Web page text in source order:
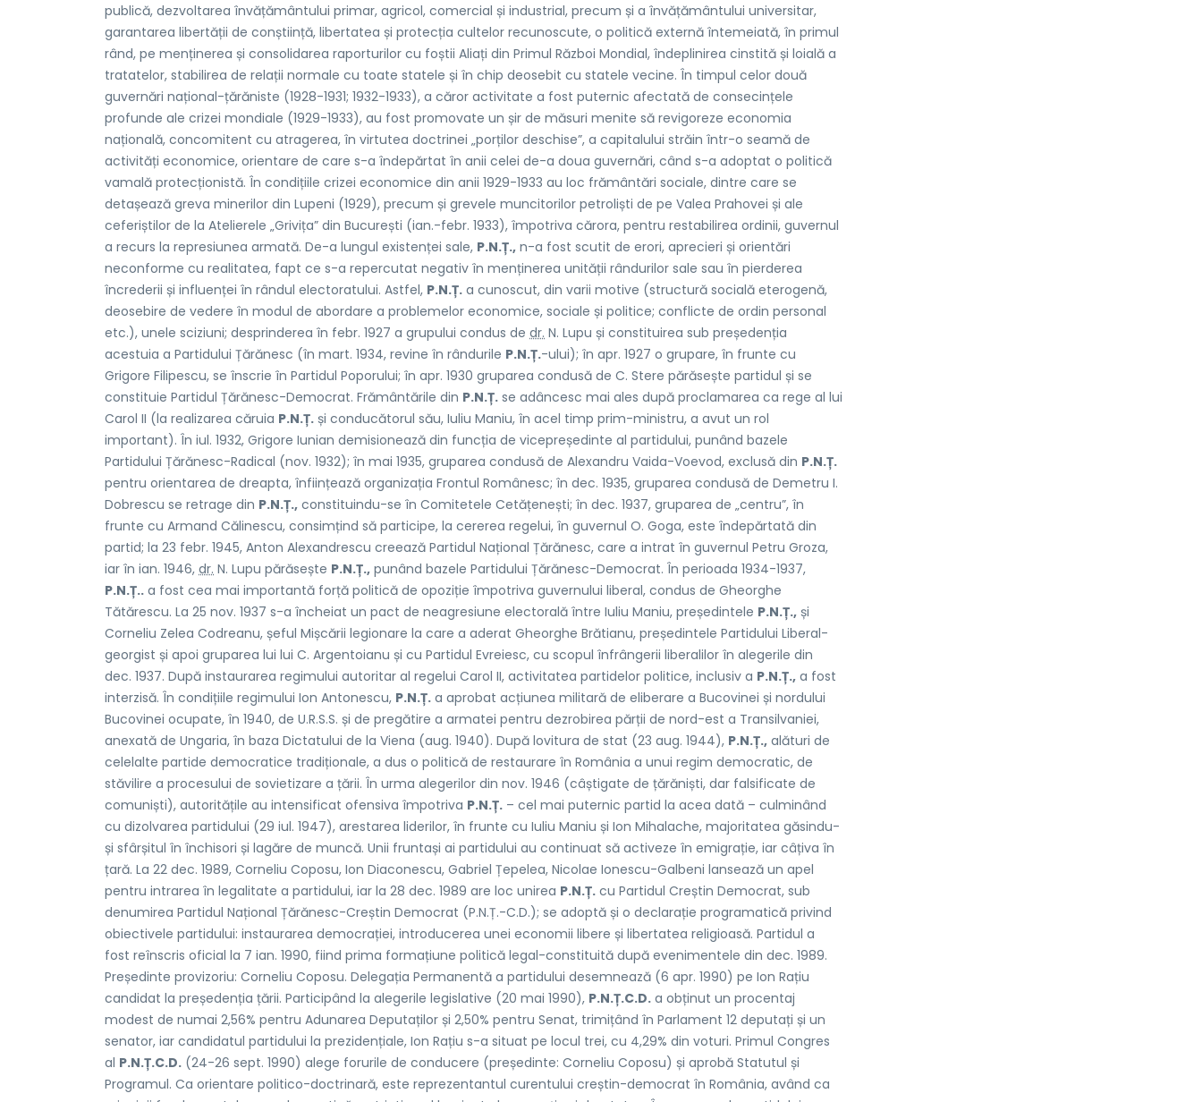
publică, dezvoltarea învățământului primar, agricol, comercial și industrial, precum și a învățământului universitar,
garantarea libertății de conștiință, libertatea și protecția cultelor recunoscute, o politică externă întemeiată, în primul
rând, pe menținerea și consolidarea raporturilor cu foștii Aliați din Primul Război Mondial, îndeplinirea cinstită și loială a
tratatelor, stabilirea de relații normale cu toate statele și în chip deosebit cu statele vecine. În timpul celor două
guvernări național-țărăniste (1928-1931; 1932-1933), a căror activitate a fost puternic afectată de consecințele
profunde ale crizei mondiale (1929-1933), au fost promovate un șir de măsuri menite să revigoreze economia
națională, concomitent cu atragerea, în virtutea doctrinei „porților deschise”, a capitalului străin într-o seamă de
activități economice, orientare de care s-a îndepărtat în anii celei de-a doua guvernări, când s-a adoptat o politică
vamală protecționistă. În condițiile crizei economice din anii 1929-1933 au loc frământări sociale, dintre care se
detașează greva minerilor din Lupeni (1929), precum și grevele muncitorilor petroliști de pe Valea Prahovei și ale
ceferiștilor de la Atelierele „Grivița” din București (ian.-febr. 1933), împotriva cărora, pentru restabilirea ordinii, guvernul
a recurs la represiunea armată. De-a lungul existenței sale, P.N.Ț., n-a fost scutit de erori, aprecieri și orientări
neconforme cu realitatea, fapt ce s-a repercutat negativ în menținerea unității rândurilor sale sau în pierderea
încrederii și influenței în rândul electoratului. Astfel, P.N.Ț. a cunoscut, din varii motive (structură socială eterogenă,
deosebire de vedere în modul de abordare a problemelor economice, sociale și politice; conflicte de ordin personal
etc.), unele sciziuni; desprinderea în febr. 1927 a grupului condus de dr. N. Lupu și constituirea sub președenția
acestuia a Partidului Țărănesc (în mart. 1934, revine în rândurile P.N.Ț.-ului); în apr. 1927 o grupare, în frunte cu
Grigore Filipescu, se înscrie în Partidul Poporului; în apr. 1930 gruparea condusă de C. Stere părăsește partidul și se
constituie Partidul Țărănesc-Democrat. Frământările din P.N.Ț. se adâncesc mai ales după proclamarea ca rege al lui
Carol II (la realizarea căruia P.N.Ț. și conducătorul său, Iuliu Maniu, în acel timp prim-ministru, a avut un rol
important). În iul. 1932, Grigore Iunian demisionează din funcția de vicepreședinte al partidului, punând bazele
Partidului Țărănesc-Radical (nov. 1932); în mai 1935, gruparea condusă de Alexandru Vaida-Voevod, exclusă din P.N.Ț.
pentru orientarea de dreapta, înființează organizația Frontul Românesc; în dec. 1935, gruparea condusă de Demetru I.
Dobrescu se retrage din P.N.Ț., constituindu-se în Comitetele Cetățenești; în dec. 1937, gruparea de „centru”, în
frunte cu Armand Călinescu, consimțind să participe, la cererea regelui, în guvernul O. Goga, este îndepărtată din
partid; la 23 febr. 1945, Anton Alexandrescu creează Partidul Național Țărănesc, care a intrat în guvernul Petru Groza,
iar în ian. 1946, dr. N. Lupu părăsește P.N.Ț., punând bazele Partidului Țărănesc-Democrat. În perioada 1934-1937,
P.N.Ț.. a fost cea mai importantă forță politică de opoziție împotriva guvernului liberal, condus de Gheorghe
Tătărescu. La 25 nov. 1937 s-a încheiat un pact de neagresiune electorală între Iuliu Maniu, președintele P.N.Ț., și
Corneliu Zelea Codreanu, șeful Mișcării legionare la care a aderat Gheorghe Brătianu, președintele Partidului Liberal-
georgist și apoi gruparea lui lui C. Argentoianu și cu Partidul Evreiesc, cu scopul înfrângerii liberalilor în alegerile din
dec. 1937. După instaurarea regimului autoritar al regelui Carol II, activitatea partidelor politice, inclusiv a P.N.Ț., a fost
interzisă. În condițiile regimului Ion Antonescu, P.N.Ț. a aprobat acțiunea militară de eliberare a Bucovinei și nordului
Bucovinei ocupate, în 1940, de U.R.S.S. și de pregătire a armatei pentru dezrobirea părții de nord-est a Transilvaniei,
anexată de Ungaria, în baza Dictatului de la Viena (aug. 1940). După lovitura de stat (23 aug. 1944), P.N.Ț., alături de
celelalte partide democratice tradiționale, a dus o politică de restaurare în România a unui regim democratic, de
stăvilire a procesului de sovietizare a țării. În urma alegerilor din nov. 1946 (câștigate de țărăniști, dar falsificate de
comuniști), autoritățile au intensificat ofensiva împotriva P.N.Ț. – cel mai puternic partid la acea dată – culminând
cu dizolvarea partidului (29 iul. 1947), arestarea liderilor, în frunte cu Iuliu Maniu și Ion Mihalache, majoritatea găsindu-
și sfârșitul în închisori și lagăre de muncă. Unii fruntași ai partidului au continuat să activeze în emigrație, iar câțiva în
țară. La 22 dec. 1989, Corneliu Coposu, Ion Diaconescu, Gabriel Țepelea, Nicolae Ionescu-Galbeni lansează un apel
pentru intrarea în legalitate a partidului, iar la 28 dec. 1989 are loc unirea P.N.Ț. cu Partidul Creștin Democrat, sub
denumirea Partidul Național Țărănesc-Creștin Democrat (P.N.Ț.-C.D.); se adoptă și o declarație programatică privind
obiectivele partidului: instaurarea democrației, introducerea unei economii libere și libertatea religioasă. Partidul a
fost reînscris oficial la 7 ian. 1990, fiind prima formațiune politică legal-constituită după evenimentele din dec. 1989.
Președinte provizoriu: Corneliu Coposu. Delegația Permanentă a partidului desemnează (6 apr. 1990) pe Ion Rațiu
candidat la președenția țării. Participând la alegerile legislative (20 mai 1990), P.N.Ț.C.D. a obținut un procentaj
modest de numai 2,56% pentru Adunarea Deputaților și 2,50% pentru Senat, trimițând în Parlament 12 deputați și un
senator, iar candidatul partidului la prezidențiale, Ion Rațiu s-a situat pe locul trei, cu 4,29% din voturi. Primul Congres
al P.N.Ț.C.D. (24-26 sept. 1990) alege forurile de conducere (președinte: Corneliu Coposu) și aprobă Statutul și
Programul. Ca orientare politico-doctrinară, este reprezentantul curentului creștin-democrat în România, având ca